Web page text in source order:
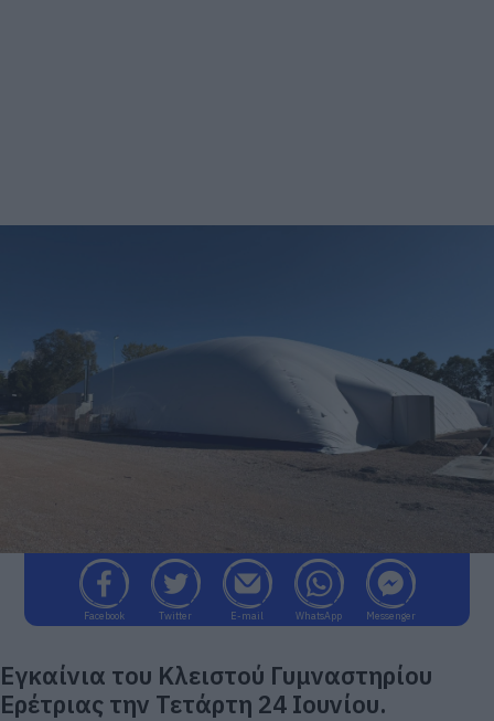
Facebook Twitter E-mail WhatsApp Messenger
Εγκαίνια του Κλειστού Γυμναστηρίου
Ερέτριας την Τετάρτη 24 Ιουνίου.